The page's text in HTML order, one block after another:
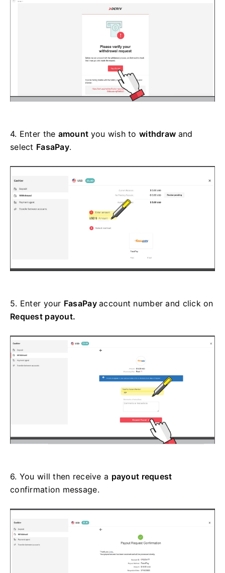
4. Enter the amount you wish to withdraw and
select FasaPay.
5. Enter your FasaPayaccount number and click on
Request payout.
6. You will then receive a payout request
confirmation message.